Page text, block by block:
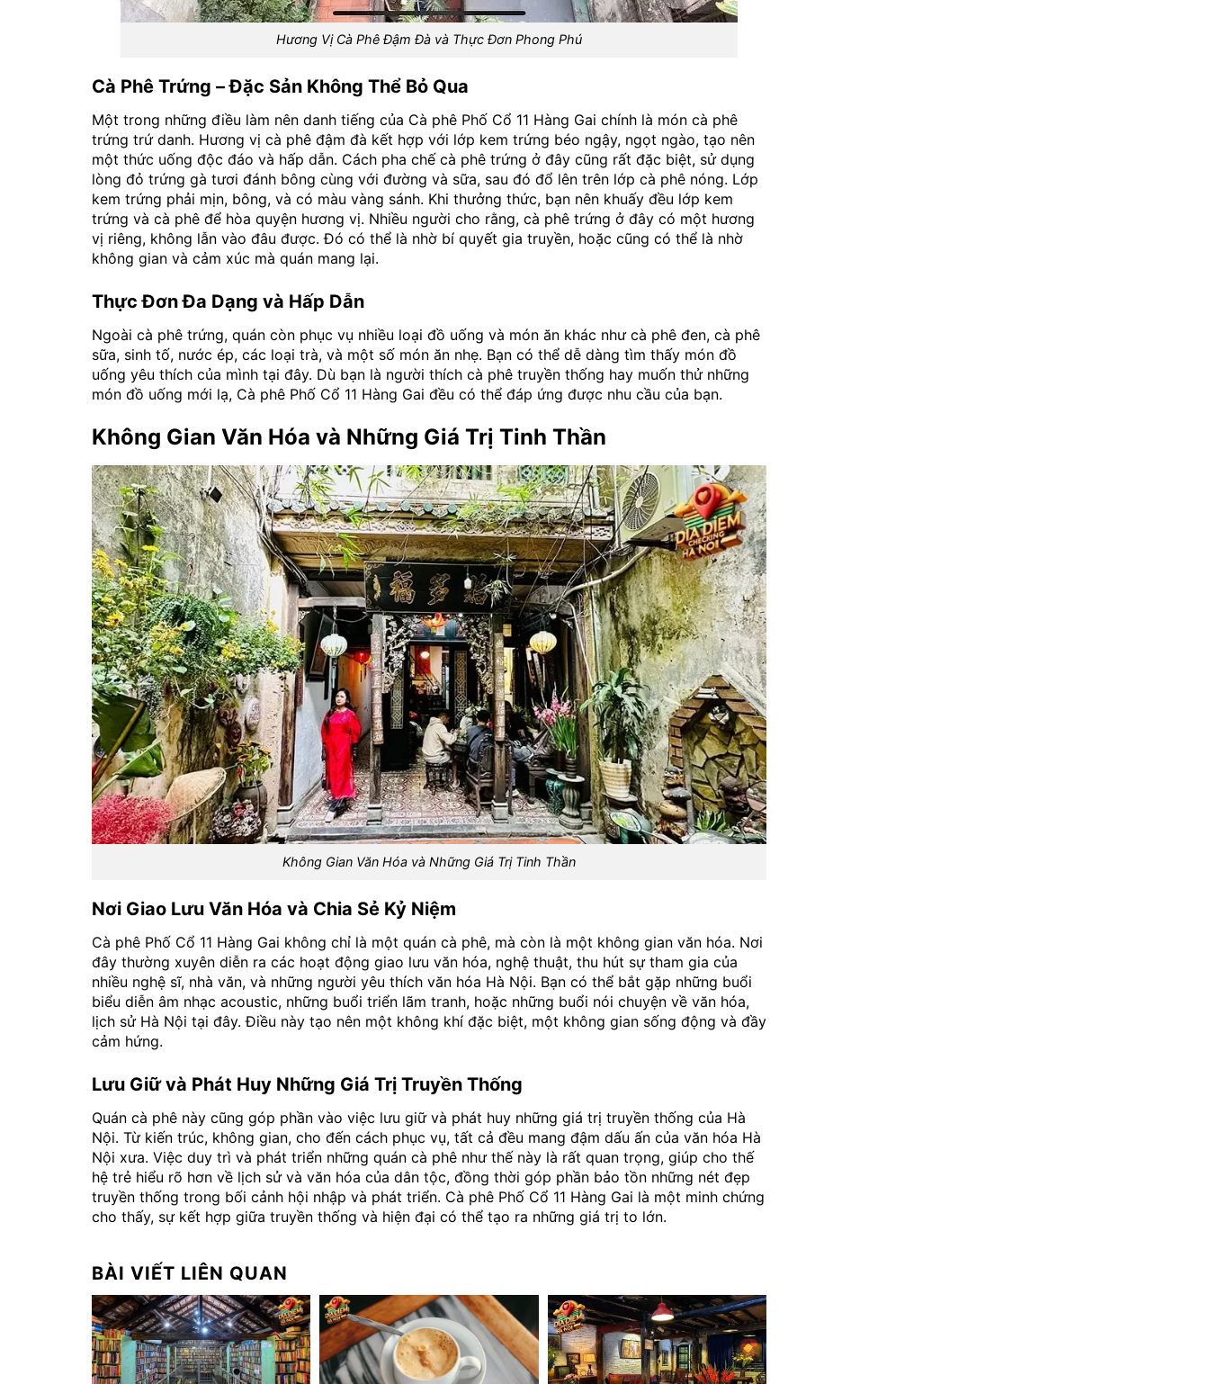
Hương Vị Cà Phê Đậm Đà và Thực Đơn Phong Phú
Cà Phê Trứng – Đặc Sản Không Thể Bỏ Qua
Một trong những điều làm nên danh tiếng của Cà phê Phố Cổ 11 Hàng Gai chính là món cà phê
trứng trứ danh. Hương vị cà phê đậm đà kết hợp với lớp kem trứng béo ngậy, ngọt ngào, tạo nên
một thức uống độc đáo và hấp dẫn. Cách pha chế cà phê trứng ở đây cũng rất đặc biệt, sử dụng
lòng đỏ trứng gà tươi đánh bông cùng với đường và sữa, sau đó đổ lên trên lớp cà phê nóng. Lớp
kem trứng phải mịn, bông, và có màu vàng sánh. Khi thưởng thức, bạn nên khuấy đều lớp kem
trứng và cà phê để hòa quyện hương vị. Nhiều người cho rằng, cà phê trứng ở đây có một hương
vị riêng, không lẫn vào đâu được. Đó có thể là nhờ bí quyết gia truyền, hoặc cũng có thể là nhờ
không gian và cảm xúc mà quán mang lại.
Thực Đơn Đa Dạng và Hấp Dẫn
Ngoài cà phê trứng, quán còn phục vụ nhiều loại đồ uống và món ăn khác như cà phê đen, cà phê
sữa, sinh tố, nước ép, các loại trà, và một số món ăn nhẹ. Bạn có thể dễ dàng tìm thấy món đồ
uống yêu thích của mình tại đây. Dù bạn là người thích cà phê truyền thống hay muốn thử những
món đồ uống mới lạ, Cà phê Phố Cổ 11 Hàng Gai đều có thể đáp ứng được nhu cầu của bạn.
Không Gian Văn Hóa và Những Giá Trị Tinh Thần
Không Gian Văn Hóa và Những Giá Trị Tinh Thần
Nơi Giao Lưu Văn Hóa và Chia Sẻ Kỷ Niệm
Cà phê Phố Cổ 11 Hàng Gai không chỉ là một quán cà phê, mà còn là một không gian văn hóa. Nơi
đây thường xuyên diễn ra các hoạt động giao lưu văn hóa, nghệ thuật, thu hút sự tham gia của
nhiều nghệ sĩ, nhà văn, và những người yêu thích văn hóa Hà Nội. Bạn có thể bắt gặp những buổi
biểu diễn âm nhạc acoustic, những buổi triển lãm tranh, hoặc những buổi nói chuyện về văn hóa,
lịch sử Hà Nội tại đây. Điều này tạo nên một không khí đặc biệt, một không gian sống động và đầy
cảm hứng.
Lưu Giữ và Phát Huy Những Giá Trị Truyền Thống
Quán cà phê này cũng góp phần vào việc lưu giữ và phát huy những giá trị truyền thống của Hà
Nội. Từ kiến trúc, không gian, cho đến cách phục vụ, tất cả đều mang đậm dấu ấn của văn hóa Hà
Nội xưa. Việc duy trì và phát triển những quán cà phê như thế này là rất quan trọng, giúp cho thế
hệ trẻ hiểu rõ hơn về lịch sử và văn hóa của dân tộc, đồng thời góp phần bảo tồn những nét đẹp
truyền thống trong bối cảnh hội nhập và phát triển. Cà phê Phố Cổ 11 Hàng Gai là một minh chứng
cho thấy, sự kết hợp giữa truyền thống và hiện đại có thể tạo ra những giá trị to lớn.
BÀI VIẾT LIÊN QUAN